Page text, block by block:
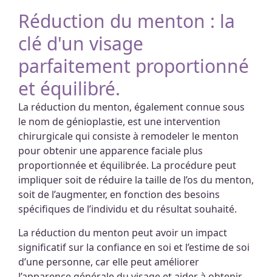
Réduction du menton : la
clé d'un visage
parfaitement proportionné
et équilibré.
La réduction du menton, également connue sous
le nom de génioplastie, est une intervention
chirurgicale qui consiste à remodeler le menton
pour obtenir une apparence faciale plus
proportionnée et équilibrée. La procédure peut
impliquer soit de réduire la taille de l’os du menton,
soit de l’augmenter, en fonction des besoins
spécifiques de l’individu et du résultat souhaité.
La réduction du menton peut avoir un impact
significatif sur la confiance en soi et l’estime de soi
d’une personne, car elle peut améliorer